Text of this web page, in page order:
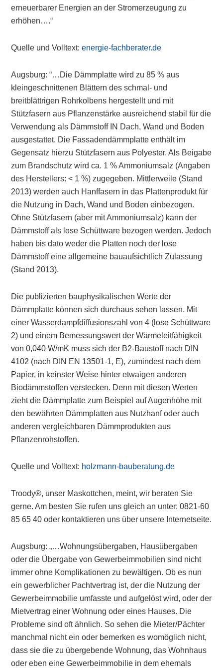
erneuerbarer Energien an der Stromerzeugung zu
erhöhen….“
Quelle und Volltext:energie-fachberater.de
Augsburg: “…Die Dämmplatte wird zu 85 % aus
kleingeschnittenen Blättern des schmal- und
breitblättrigen Rohrkolbens hergestellt und mit
Stützfasern aus Pflanzenstärke ausreichend stabil für die
Verwendung als Dämmstoff IN Dach, Wand und Boden
ausgestattet. Die Fassadendämmplatte enthält im
Gegensatz hierzu Stützfasern aus Polyester. Als Beigabe
zum Brandschutz wird ca. 1 % Ammoniumsalz (Angaben
des Herstellers: < 1 %) zugegeben. Mittlerweile (Stand
2013) werden auch Hanffasern in das Plattenprodukt für
die Nutzung in Dach, Wand und Boden einbezogen.
Ohne Stützfasern (aber mit Ammoniumsalz) kann der
Dämmstoff als lose Schüttware bezogen werden. Jedoch
haben bis dato weder die Platten noch der lose
Dämmstoff eine allgemeine bauaufsichtlich Zulassung
(Stand 2013).
Die publizierten bauphysikalischen Werte der
Dämmplatte können sich durchaus sehen lassen. Mit
einer Wasserdampfdiffusionszahl von 4 (lose Schüttware
2) und einem Bemessungswert der Wärmeleitfähigkeit
von 0,040 W/mK muss sich der B2-Baustoff nach DIN
4102 (nach DIN EN 13501-1, E), zumindest nach dem
Papier, in keinster Weise hinter etwaigen anderen
Biodämmstoffen verstecken. Denn mit diesen Werten
zieht die Dämmplatte zum Beispiel auf Augenhöhe mit
den bewährten Dämmplatten aus Nutzhanf oder auch
anderen vergleichbaren Dämmprodukten aus
Pflanzenrohstoffen.
Quelle und Volltext: holzmann-bauberatung.de
Troody®, unser Maskottchen, meint, wir beraten Sie
gerne. Am besten Sie rufen uns gleich an unter: 0821-60
85 65 40 oder kontaktieren uns über unsere Internetseite.
Augsburg: „…Wohnungsübergaben, Hausübergaben
oder die Übergabe von Gewerbeimmobilien sind nicht
immer ohne Komplikationen zu bewältigen. Ob es nun
ein gewerblicher Pachtvertrag ist, der die Nutzung der
Gewerbeimmobilie umfasste und aufgelöst wird, oder der
Mietvertrag einer Wohnung oder eines Hauses. Die
Probleme sind oft ähnlich. So sehen die Mieter/Pächter
manchmal nicht ein oder bemerken es womöglich nicht,
dass sie die zu übergebende Wohnung, das Wohnhaus
oder eben eine Gewerbeimmobilie in dem ehemals